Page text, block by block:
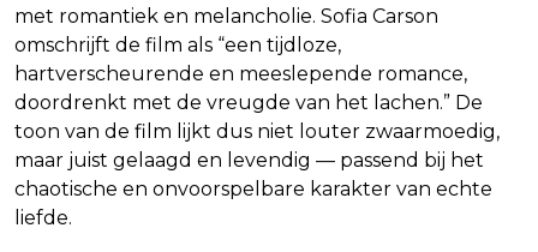
met romantiek en melancholie. Sofia Carson
omschrijft de film als “een tijdloze,
hartverscheurende en meeslepende romance,
doordrenkt met de vreugde van het lachen.” De
toon van de film lijkt dus niet louter zwaarmoedig,
maar juist gelaagd en levendig — passend bij het
chaotische en onvoorspelbare karakter van echte
liefde.